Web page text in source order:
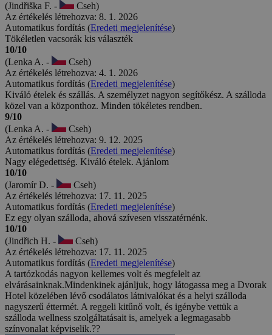
(Jindřiška F. -
Cseh)
Az értékelés létrehozva: 8. 1. 2026
Automatikus fordítás (Eredeti megjelenítése)
Tökéletlen vacsorák kis választék
10/10
(Lenka A. -
Cseh)
Az értékelés létrehozva: 4. 1. 2026
Automatikus fordítás (Eredeti megjelenítése)
Kiváló ételek és szállás. A személyzet nagyon segítőkész. A szálloda
közel van a központhoz. Minden tökéletes rendben.
9/10
(Lenka A. -
Cseh)
Az értékelés létrehozva: 9. 12. 2025
Automatikus fordítás (Eredeti megjelenítése)
Nagy elégedettség. Kiváló ételek. Ajánlom
10/10
(Jaromír D. -
Cseh)
Az értékelés létrehozva: 17. 11. 2025
Automatikus fordítás (Eredeti megjelenítése)
Ez egy olyan szálloda, ahová szívesen visszatérnénk.
10/10
(Jindřich H. -
Cseh)
Az értékelés létrehozva: 17. 11. 2025
Automatikus fordítás (Eredeti megjelenítése)
A tartózkodás nagyon kellemes volt és megfelelt az
elvárásainknak.Mindenkinek ajánljuk, hogy látogassa meg a Dvorak
Hotel közelében lévő csodálatos látnivalókat és a helyi szálloda
nagyszerű éttermét. A reggeli kitűnő volt, és igénybe vettük a
szálloda wellness szolgáltatásait is, amelyek a legmagasabb
színvonalat képviselik.??